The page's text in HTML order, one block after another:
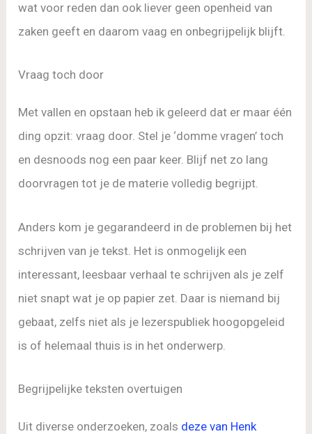
wat voor reden dan ook liever geen openheid van
zaken geeft en daarom vaag en onbegrijpelijk blijft.
Vraag toch door
Met vallen en opstaan heb ik geleerd dat er maar één
ding opzit: vraag door. Stel je ‘domme vragen’ toch
en desnoods nog een paar keer. Blijf net zo lang
doorvragen tot je de materie volledig begrijpt.
Anders kom je gegarandeerd in de problemen bij het
schrijven van je tekst. Het is onmogelijk een
interessant, leesbaar verhaal te schrijven als je zelf
niet snapt wat je op papier zet. Daar is niemand bij
gebaat, zelfs niet als je lezerspubliek hoogopgeleid
is of helemaal thuis is in het onderwerp.
Begrijpelijke teksten overtuigen
Uit diverse onderzoeken, zoals deze van Henk